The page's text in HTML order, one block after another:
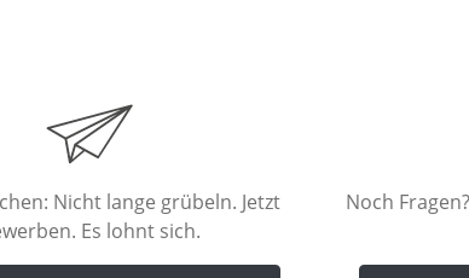
Nicht lange grübeln. Jetzt
Es lohnt sich.
Noch